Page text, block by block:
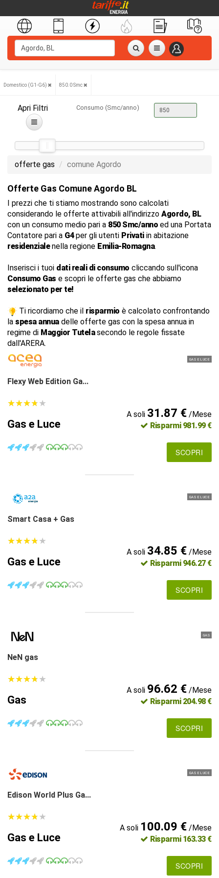
Domestico (G1-G6) 850.0 Smc
Apri Filtri Consumo (Smc/anno)
offerte gas comune Agordo
Offerte Gas Comune Agordo BL
I prezzi che ti stiamo mostrando sono calcolati
considerando le offerte attivabili all'indirizzo Agordo, BL
con un consumo medio pari a 850 Smc/anno ed una Portata
Contatore pari a G4per gli utenti Privatiin abitazione
residenzialenella regione Emilia-Romagna.
Inserisci i tuoi dati reali di consumo cliccando sull'icona
Consumo Gas e scopri le offerte gas che abbiamo
selezionato per te!
Ti ricordiamo che il risparmio è calcolato confrontando
la spesa annuadelle offerte gas con la spesa annua in
regime di Maggior Tutelasecondo le regole fissate
dall'ARERA.
GAS E LUCE
Flexy Web Edition Ga...
★★★★★
★★★★★
Gas e Luce
A soli 31.87 €/Mese
Risparmi 981.99 €
SCOPRI
GAS E LUCE
Smart Casa + Gas
★★★★★
★★★★★
Gas e Luce
A soli 34.85 €/Mese
Risparmi 946.27 €
SCOPRI
GAS
NeN gas
★★★★★
★★★★★
Gas
A soli 96.62 €/Mese
Risparmi 204.98 €
SCOPRI
GAS E LUCE
Edison World Plus Ga...
★★★★★
★★★★★
Gas e Luce
A soli 100.09 €/Mese
Risparmi 163.33 €
SCOPRI